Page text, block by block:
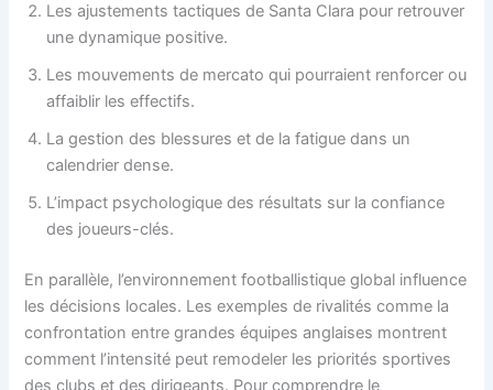
Les ajustements tactiques de Santa Clara pour retrouver
une dynamique positive.
Les mouvements de mercato qui pourraient renforcer ou
affaiblir les effectifs.
La gestion des blessures et de la fatigue dans un
calendrier dense.
L’impact psychologique des résultats sur la confiance
des joueurs-clés.
En parallèle, l’environnement footballistique global influence
les décisions locales. Les exemples de rivalités comme la
confrontation entre grandes équipes anglaises montrent
comment l’intensité peut remodeler les priorités sportives
des clubs et des dirigeants. Pour comprendre le